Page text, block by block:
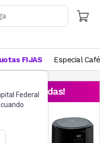
Federal
FIJAS Especial Café
destacadas!